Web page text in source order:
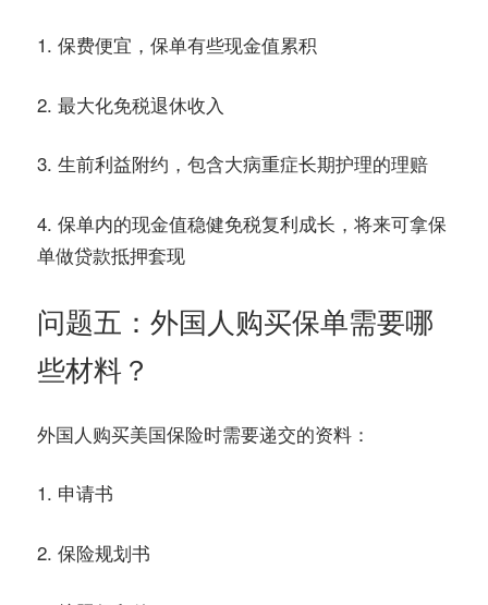
1. 保费便宜，保单有些现金值累积
2. 最大化免税退休收入
3. 生前利益附约，包含大病重症长期护理的理赔
4. 保单内的现金值稳健免税复利成长，将来可拿保
单做贷款抵押套现
问题五：外国人购买保单需要哪
些材料？
外国人购买美国保险时需要递交的资料：
1. 申请书
2. 保险规划书